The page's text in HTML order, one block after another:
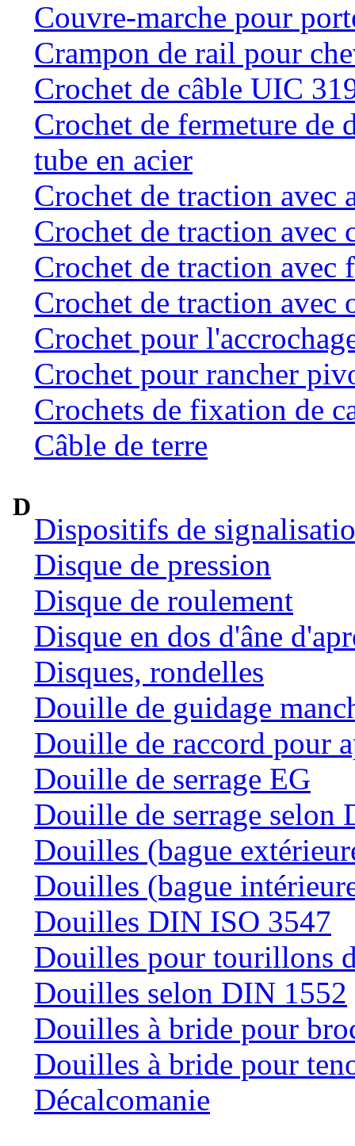
Couvre-marche pour
Crampon de rail pour
Crochet de câble UIC
Crochet de fermeture de
tube en acier
Crochet de traction avec
Crochet de traction avec
Crochet de traction avec
Crochet de traction avec
Crochet pour
Crochet pour rancher
Crochets de fixation de
Câble de terre
D
Dispositifs de
Disque de pression
Disque de roulement
Disque en dos d'âne
Disques, rondelles
Douille de guidage
Douille de raccord pour
Douille de serrage EG
Douille de serrage selon
Douilles (bague
Douilles (bague
Douilles DIN ISO 3547
Douilles pour tourillons
Douilles selon DIN 1552
Douilles à bride pour
Douilles à bride pour
Décalcomanie